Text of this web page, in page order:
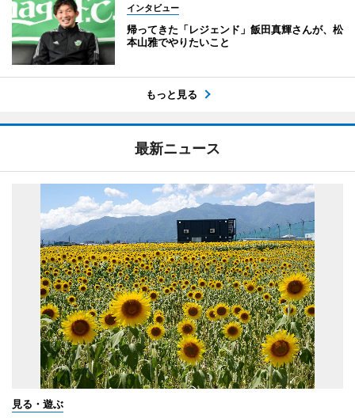
インタビュー
帰ってきた「レジェンド」飯田真輝さんが、松
本山雅でやりたいこと
もっと見る
最新ニュース
見る・遊ぶ